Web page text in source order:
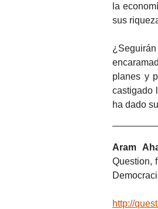
la
sus
planes y
castigado
ha dado
Aram
Question,
http://